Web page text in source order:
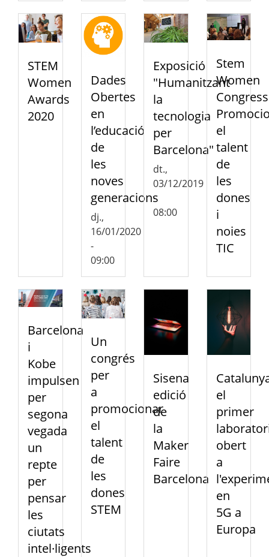
STEM
Women
Awards
2020
Dades
Obertes
en
l’educació
de
les
noves
generacions
dj.,
16/01/2020
-
09:00
Exposició
"Humanitzant
la
tecnologia
per
Barcelona"
dt.,
03/12/2019
-
08:00
Stem
Women
el
talent
de
les
dones
i
noies
TIC
Barcelona
i
Kobe
impulsen
per
segona
vegada
un
repte
per
pensar
les
ciutats
intel·ligents
Un
congrés
per
a
promocionar
el
talent
de
les
dones
STEM
Sisena
edició
de
la
Maker
Faire
Barcelona
el
primer
obert
a
en
5G a
Europa